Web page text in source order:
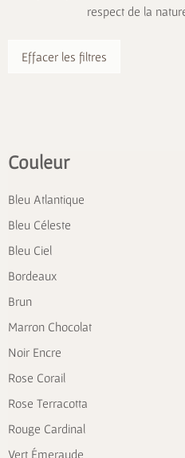
respect de la
Effacer les filtres
Couleur
Bleu Atlantique
Bleu Céleste
Bleu Ciel
Bordeaux
Brun
Marron Chocolat
Noir Encre
Rose Corail
Rose Terracotta
Rouge Cardinal
Vert Émeraude